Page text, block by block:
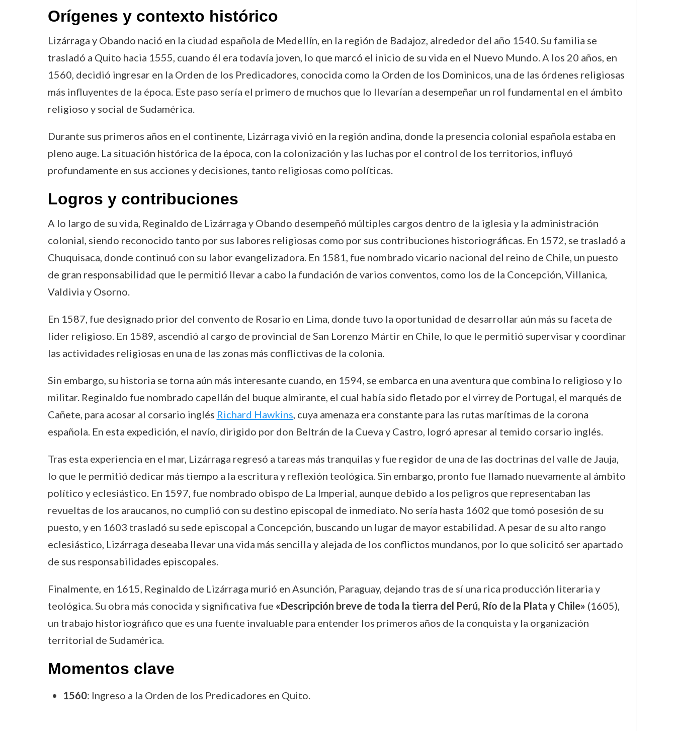
Orígenes y contexto histórico
Lizárraga y Obando nació en la ciudad española de Medellín, en la región de Badajoz, alrededor del año 1540. Su familia se
trasladó a Quito hacia 1555, cuando él era todavía joven, lo que marcó el inicio de su vida en el Nuevo Mundo. A los 20 años, en
1560, decidió ingresar en la Orden de los Predicadores, conocida como la Orden de los Dominicos, una de las órdenes religiosas
más influyentes de la época. Este paso sería el primero de muchos que lo llevarían a desempeñar un rol fundamental en el ámbito
religioso y social de Sudamérica.
Durante sus primeros años en el continente, Lizárraga vivió en la región andina, donde la presencia colonial española estaba en
pleno auge. La situación histórica de la época, con la colonización y las luchas por el control de los territorios, influyó
profundamente en sus acciones y decisiones, tanto religiosas como políticas.
Logros y contribuciones
A lo largo de su vida, Reginaldo de Lizárraga y Obando desempeñó múltiples cargos dentro de la iglesia y la administración
colonial, siendo reconocido tanto por sus labores religiosas como por sus contribuciones historiográficas. En 1572, se trasladó a
Chuquisaca, donde continuó con su labor evangelizadora. En 1581, fue nombrado vicario nacional del reino de Chile, un puesto
de gran responsabilidad que le permitió llevar a cabo la fundación de varios conventos, como los de la Concepción, Villanica,
Valdivia y Osorno.
En 1587, fue designado prior del convento de Rosario en Lima, donde tuvo la oportunidad de desarrollar aún más su faceta de
líder religioso. En 1589, ascendió al cargo de provincial de San Lorenzo Mártir en Chile, lo que le permitió supervisar y coordinar
las actividades religiosas en una de las zonas más conflictivas de la colonia.
Sin embargo, su historia se torna aún más interesante cuando, en 1594, se embarca en una aventura que combina lo religioso y lo
militar. Reginaldo fue nombrado capellán del buque almirante, el cual había sido fletado por el virrey de Portugal, el marqués de
Cañete, para acosar al corsario inglés Richard Hawkins, cuya amenaza era constante para las rutas marítimas de la corona
española. En esta expedición, el navío, dirigido por don Beltrán de la Cueva y Castro, logró apresar al temido corsario inglés.
Tras esta experiencia en el mar, Lizárraga regresó a tareas más tranquilas y fue regidor de una de las doctrinas del valle de Jauja,
lo que le permitió dedicar más tiempo a la escritura y reflexión teológica. Sin embargo, pronto fue llamado nuevamente al ámbito
político y eclesiástico. En 1597, fue nombrado obispo de La Imperial, aunque debido a los peligros que representaban las
revueltas de los araucanos, no cumplió con su destino episcopal de inmediato. No sería hasta 1602 que tomó posesión de su
puesto, y en 1603 trasladó su sede episcopal a Concepción, buscando un lugar de mayor estabilidad. A pesar de su alto rango
eclesiástico, Lizárraga deseaba llevar una vida más sencilla y alejada de los conflictos mundanos, por lo que solicitó ser apartado
de sus responsabilidades episcopales.
Finalmente, en 1615, Reginaldo de Lizárraga murió en Asunción, Paraguay, dejando tras de sí una rica producción literaria y
teológica. Su obra más conocida y significativa fue «Descripción breve de toda la tierra del Perú, Río de la Plata y Chile» (1605),
un trabajo historiográfico que es una fuente invaluable para entender los primeros años de la conquista y la organización
territorial de Sudamérica.
Momentos clave
1560: Ingreso a la Orden de los Predicadores en Quito.